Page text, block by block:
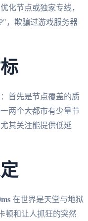
化节点或独家专线，
，欺骗过游戏服务器
首先是节点覆盖的质
两个大都市有少量节
其关注能提供低延
在世界是天堂与地狱
顿和让人抓狂的突然